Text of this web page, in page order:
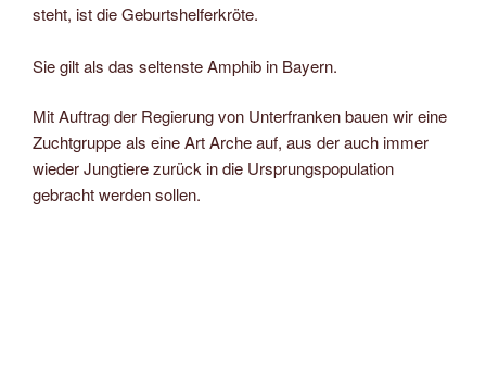
steht, ist die Geburtshelferkröte.
Sie gilt als das seltenste Amphib in Bayern.
Mit Auftrag der Regierung von Unterfranken bauen wir eine
Zuchtgruppe als eine Art Arche auf, aus der auch immer
wieder Jungtiere zurück in die Ursprungspopulation
gebracht werden sollen.